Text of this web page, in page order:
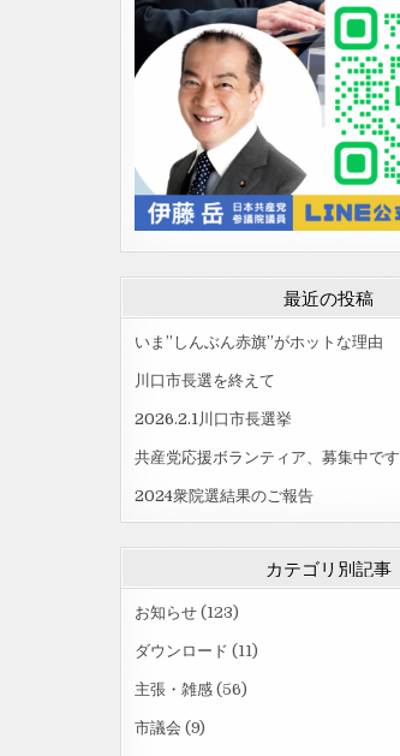
最近の投稿
いま”しんぶん赤旗”がホットな理由
川口市長選を終えて
2026.2.1川口市長選挙
共産党応援ボランティア、募集中です
2024衆院選結果のご報告
カテゴリ別記事
お知らせ(123)
ダウンロード (11)
主張・雑感(56)
市議会 (9)